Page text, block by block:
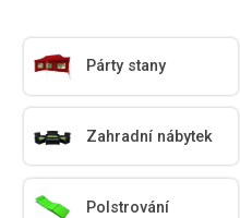
Párty stany
Zahradní nábytek
Polstrování